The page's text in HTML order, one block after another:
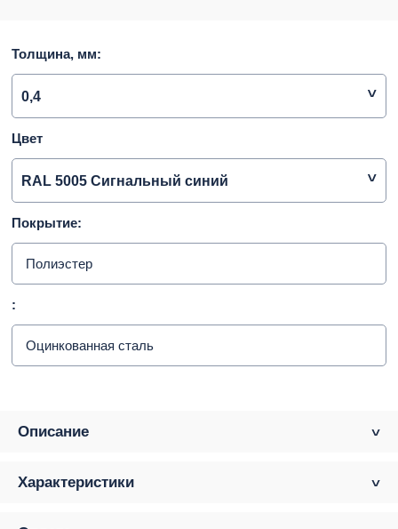
Толщина, мм:
0,4
Цвет
RAL 5005 Сигнальный синий
Покрытие:
Полиэстер
:
Оцинкованная сталь
Описание
Характеристики